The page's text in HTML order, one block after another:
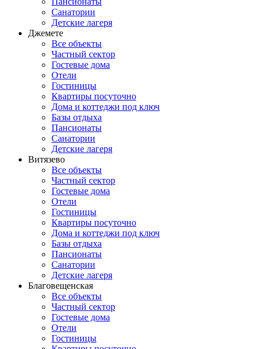
Санатории
Детские лагеря
Джемете
Все объекты
Частный сектор
Гостевые дома
Отели
Гостиницы
Квартиры посуточно
Дома и коттеджи под ключ
Базы отдыха
Пансионаты
Санатории
Детские лагеря
Витязево
Все объекты
Частный сектор
Гостевые дома
Отели
Гостиницы
Квартиры посуточно
Дома и коттеджи под ключ
Базы отдыха
Пансионаты
Санатории
Детские лагеря
Благовещенская
Все объекты
Частный сектор
Гостевые дома
Отели
Гостиницы